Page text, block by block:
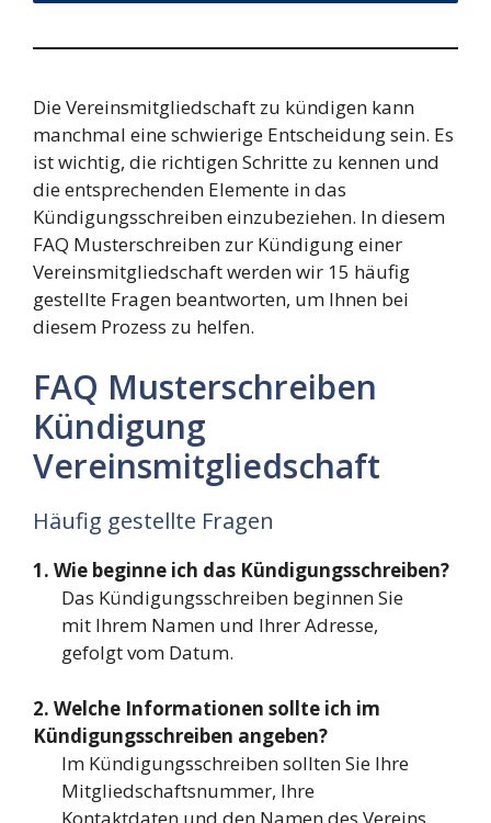
Die Vereinsmitgliedschaft zu kündigen kann
manchmal eine schwierige Entscheidung sein. Es
ist wichtig, die richtigen Schritte zu kennen und
die entsprechenden Elemente in das
Kündigungsschreiben einzubeziehen. In diesem
FAQ Musterschreiben zur Kündigung einer
Vereinsmitgliedschaft werden wir 15 häufig
gestellte Fragen beantworten, um Ihnen bei
diesem Prozess zu helfen.
FAQ Musterschreiben
Kündigung
Vereinsmitgliedschaft
Häufig gestellte Fragen
1. Wie beginne ich das Kündigungsschreiben?
Das Kündigungsschreiben beginnen Sie
mit Ihrem Namen und Ihrer Adresse,
gefolgt vom Datum.
2. Welche Informationen sollte ich im
Kündigungsschreiben angeben?
Im Kündigungsschreiben sollten Sie Ihre
Mitgliedschaftsnummer, Ihre
Kontaktdaten und den Namen des Vereins